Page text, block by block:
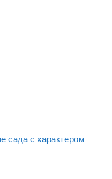
сада с характером